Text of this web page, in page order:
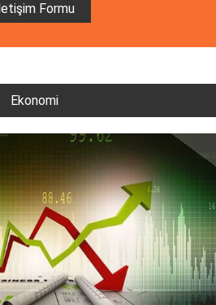
İletişim Formu
Ekonomi